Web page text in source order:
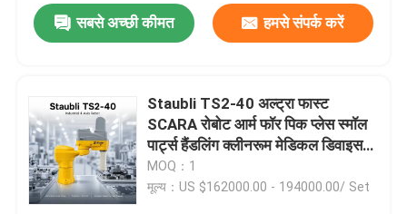
रोबोट पोजिशनर
रोबोट सुरक्षा कवर
रोबोट ड्रेस पैक
सबसे अच्छी कीमत हमसे संपर्क करें
Staubli TS2-40 अल्ट्रा फास्ट
SCARA रोबोट आर्म फॉर पिक प्लेस स्मॉल
पार्ट्स हैंडलिंग क्लीनरूम मेडिकल डिवाइस
प्रोडक्शन
MOQ：1
मूल्य：US $162000.00 - 194000.00/ Set